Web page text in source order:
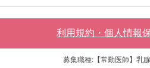
利用規約・個人情報
募集職種:【常勤医師】乳